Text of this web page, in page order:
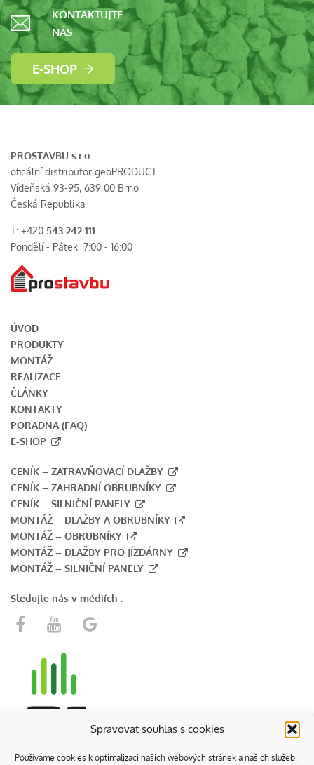
Spravovat souhlas s cookies
Používáme cookies k optimalizaci našich webových stránek a našich služeb.
KONTAKTUJTE
NÁS
E-SHOP
PROSTAVBU s.r.o.
oficální distributor geoPRODUCT
Vídeňská 93-95, 639 00 Brno
Česká Republika
T: +420 543 242 111
Pondělí - Pátek 7:00 - 16:00
ÚVOD
PRODUKTY
MONTÁŽ
REALIZACE
ČLÁNKY
KONTAKTY
PORADNA (FAQ)
E-SHOP
CENÍK – ZATRAVŇOVACÍ DLAŽBY
CENÍK – ZAHRADNÍ OBRUBNÍKY
CENÍK – SILNIČNÍ PANELY
MONTÁŽ – DLAŽBY A OBRUBNÍKY
MONTÁŽ – OBRUBNÍKY
MONTÁŽ – DLAŽBY PRO JÍZDÁRNY
MONTÁŽ – SILNIČNÍ PANELY
Sledujte nás v médiích :